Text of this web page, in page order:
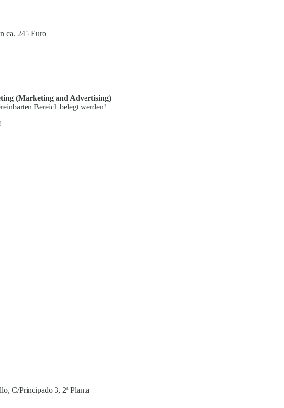
ca. 245 Euro
(Marketing and Advertising)
Bereich belegt werden!
C/Principado 3, 2ª Planta